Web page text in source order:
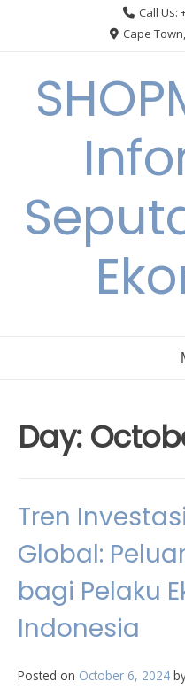
Call Us:
Cape
Day:
Tren
Global:
bagi Pelaku
Indonesia
Posted on October 6, 2024